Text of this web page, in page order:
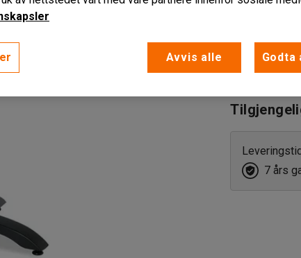
7 års
Avvis alle Godta